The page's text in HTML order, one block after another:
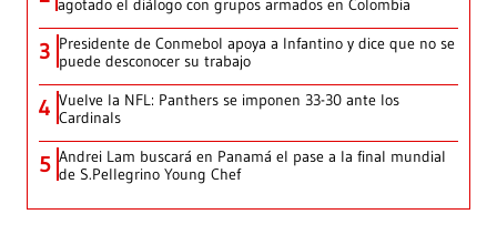
agotado el diálogo con grupos armados en Colombia
3 Presidente de Conmebol apoya a Infantino y dice que no se
puede desconocer su trabajo
4 Vuelve la NFL: Panthers se imponen 33-30 ante los
Cardinals
5 Andrei Lam buscará en Panamá el pase a la final mundial
de S.Pellegrino Young Chef